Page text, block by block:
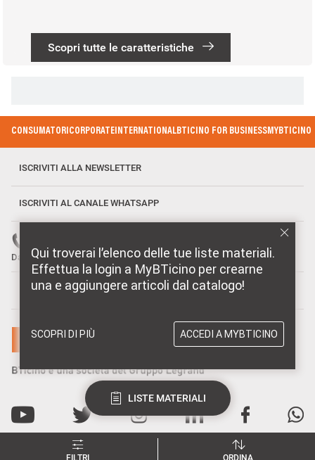
Scopri tutte le caratteristiche
FILTRI ORDINA
Qui troverai l’elenco delle tue liste materiali.
Effettua la login a MyBTicino per crearne
una e aggiungere articoli dal catalogo!
SCOPRI DI PIÙ ACCEDI A MYBTICINO
LISTE MATERIALI
Footer Menu
CONSUMATORICORPORATEINTERNATIONALBTICINO FOR BUSINESSMYBTICINO
ISCRIVITI ALLA NEWSLETTER
ISCRIVITI AL CANALE WHATSAPP
Numero verde: 800 837 035
Dal Lunedì al Venerdì, 08:30-18:30
MARCHI DISTRIBUITI DA BTICINO